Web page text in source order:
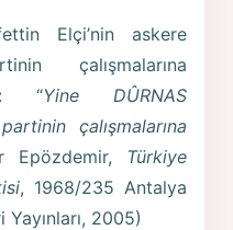
Elçi’nin askere
çalışmalarına
“Yine DÛRNAS
çalışmalarına
Epözdemir, Türkiye
, 1968/235 Antalya
Yayınları, 2005)